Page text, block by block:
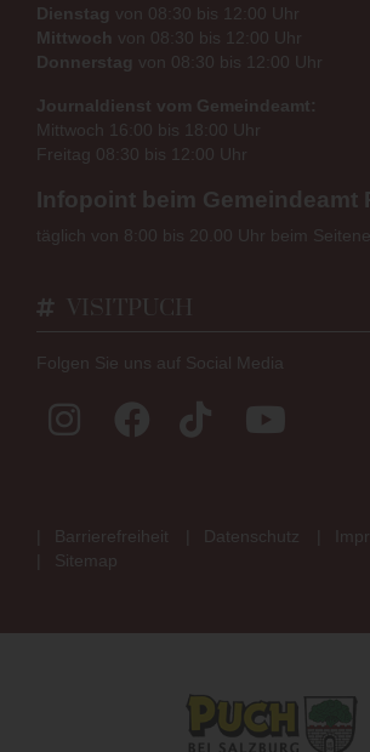
Dienstag von 08:30 bis 12:00 Uhr
Mittwoch von 08:30 bis 12:00 Uhr
Donnerstag von 08:30 bis 12:00 Uhr
Journaldienst vom Gemeindeamt:
Mittwoch 16:00 bis 18:00 Uhr
Freitag 08:30 bis 12:00 Uhr
Infopoint beim Gemeindeamt
täglich von 8:00 bis 20.00 Uhr beim
VISITPUCH
Folgen Sie uns auf Social Media
Barrierefreiheit Datenschutz
Sitemap